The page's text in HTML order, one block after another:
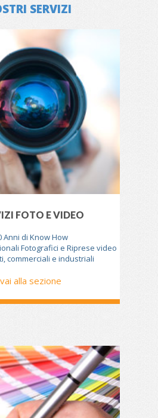
SERVIZI
FOTO E VIDEO
Anni di Know How
Fotografici e Riprese video
commerciali e industriali
vai alla sezione